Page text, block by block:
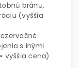
bránu,
(vyššia
s inými
vyššia cena)